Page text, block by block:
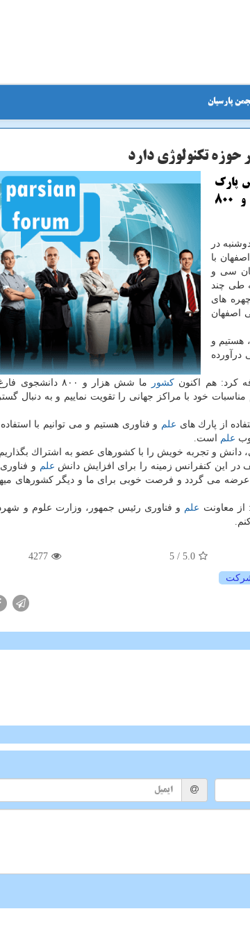
پارسیان
پارك
های علم و فناوری اظهار داشت: ایران شش هزار و ۸۰۰
در
با
سی و
طی چند
های
اصفهان
هستیم و
درآورده
كرد: هم اكنون كشور
ما شش هزار و ۸۰۰
خود با مراكز جهانی را تقویت نماییم و به دنبال
از پارك های علم و فناوری هستیم و می توانیم با
علم است.
دانش و تجربه خویش را با كشورهای عضو به اشتراك
در این كنفرانس زمینه را برای افزایش دانش علم و
می گردد و فرصت خوبی برای ما و دیگر كشورهای
از معاونت علم و فناوری رئیس جمهور، وزارت علوم و
5.0
/ 5
4277